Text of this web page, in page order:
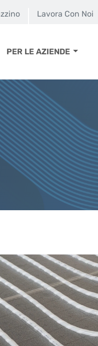
Lavora Con Noi
PER LE AZIENDE